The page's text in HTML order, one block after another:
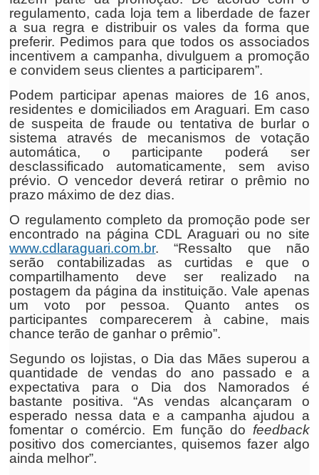
regulamento, cada loja tem a liberdade de fazer
a sua regra e distribuir os vales da forma que
preferir. Pedimos para que todos os associados
incentivem a campanha, divulguem a promoção
e convidem seus clientes a participarem”.
Podem participar apenas maiores de 16 anos,
residentes e domiciliados em Araguari. Em caso
de suspeita de fraude ou tentativa de burlar o
sistema através de mecanismos de votação
automática, o participante poderá ser
desclassificado automaticamente, sem aviso
prévio. O vencedor deverá retirar o prêmio no
prazo máximo de dez dias.
O regulamento completo da promoção pode ser
encontrado na página CDL Araguari ou no site
www.cdlaraguari.com.br. “Ressalto que não
serão contabilizadas as curtidas e que o
compartilhamento deve ser realizado na
postagem da página da instituição. Vale apenas
um voto por pessoa. Quanto antes os
participantes comparecerem à cabine, mais
chance terão de ganhar o prêmio”.
Segundo os lojistas, o Dia das Mães superou a
quantidade de vendas do ano passado e a
expectativa para o Dia dos Namorados é
bastante positiva. “As vendas alcançaram o
esperado nessa data e a campanha ajudou a
fomentar o comércio. Em função do feedback
positivo dos comerciantes, quisemos fazer algo
ainda melhor”.